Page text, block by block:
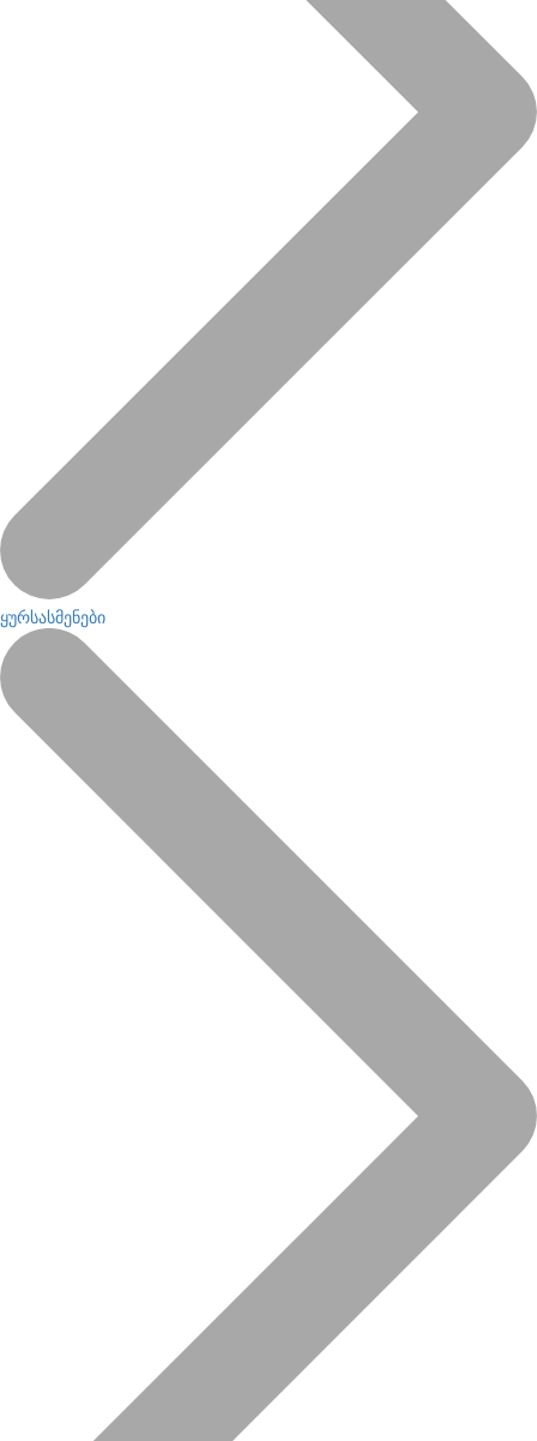
ყურსასმენები